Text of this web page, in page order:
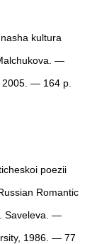
kultura
—
2005. — 164 p.
poezii
Romantic
Saveleva. —
1986. — 77